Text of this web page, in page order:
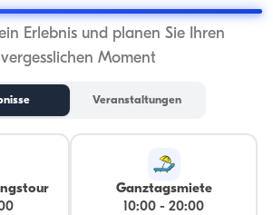
Erlebnis und planen Sie Ihren
Moment
Veranstaltungen
Ganztagsmiete
10:00 -20:00